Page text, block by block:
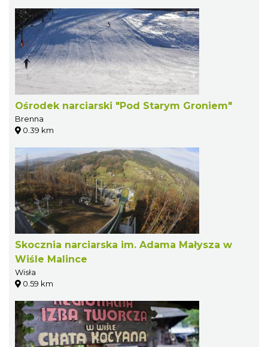
Ośrodek narciarski "Pod Starym Groniem"
Brenna
0.39 km
Skocznia narciarska im. Adama Małysza w
Wiśle Malince
Wisła
0.59 km